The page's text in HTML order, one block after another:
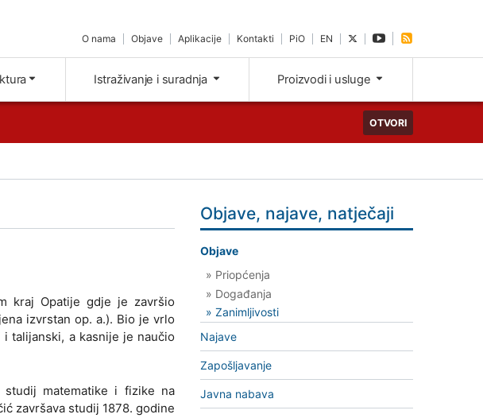
O nama Objave Aplikacije Kontakti PiO EN
Istraživanje i suradnja Proizvodi i usluge
OTVORI
kraj Opatije gdje je završio
izvrstan op. a.). Bio je vrlo
talijanski, a kasnije je naučio
matematike i fizike na
završava studij 1878. godine
Objave, najave, natječaji
Objave
» Priopćenja
» Događanja
» Zanimljivosti
Najave
Zapošljavanje
Javna nabava